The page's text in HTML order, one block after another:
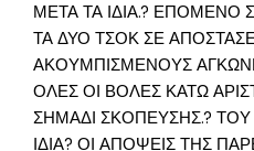
ΜΕΤΑ ΤΑ ΙΔΙΑ.? ΕΠΟΜΕΝΟ
ΤΑ ΔΥΟ ΤΣΟΚ ΣΕ
ΑΚΟΥΜΠΙΣΜΕΝΟΥΣ
ΟΛΕΣ ΟΙ ΒΟΛΕΣ ΚΑΤΩ
ΣΗΜΑΔΙ ΣΚΟΠΕΥΣΗΣ.? ΤΟΥ
ΙΔΙΑ? ΟΙ ΑΠΟΨΕΙΣ ΤΗΣ